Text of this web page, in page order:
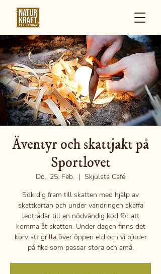
Äventyr och skattjakt på
Sportlovet
Do., 25. Feb.
  |
Skjulsta Café
Sök dig fram till skatten med hjälp av
skattkartan och under vandringen skaffa
ledtrådar till en nödvändig kod för att
komma åt skatten. Under dagen finns det
korv att grilla över öppen eld och vi bjuder
på fika som passar stora och små.